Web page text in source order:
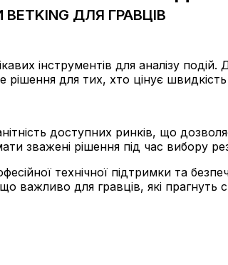
ДЛЯ ГРАВЦІВ
інструментів для аналізу
для тих, хто цінує швидкість
доступних ринків, що
зважені рішення під час вибору
технічної підтримки та
для гравців, які прагнуть